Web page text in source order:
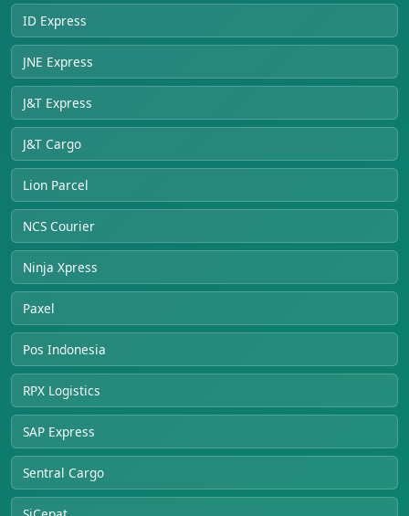
ID Express
JNE Express
J&T Express
J&T Cargo
Lion Parcel
NCS Courier
Ninja Xpress
Paxel
Pos Indonesia
RPX Logistics
SAP Express
Sentral Cargo